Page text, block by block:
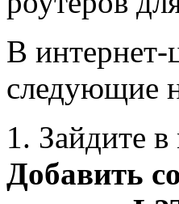
В интернет-
следующие
1. Зайдите
Добавить